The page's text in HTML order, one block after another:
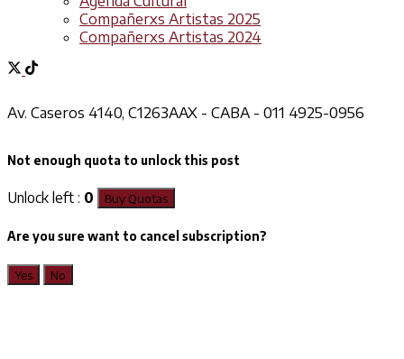
Compañerxs Artistas 2025
Compañerxs Artistas 2024
Av. Caseros 4140, C1263AAX - CABA - 011 4925-0956
Not enough quota to unlock this post
Unlock left : 0 Buy Quotas
Are you sure want to cancel subscription?
Yes No